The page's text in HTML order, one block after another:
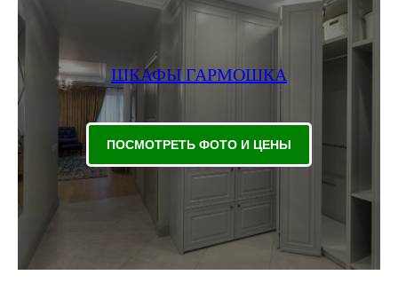
ШКАФЫ ГАРМОШКА
ПОСМОТРЕТЬ ФОТО И ЦЕНЫ